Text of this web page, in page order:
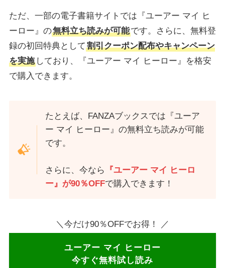
ただ、一部の電子書籍サイトでは『ユーアー マイ ヒ
ーロー』の無料立ち読みが可能です。さらに、無料登
録の初回特典として 割引クーポン配布やキャンペーン
を実施しており、『ユーアー マイ ヒーロー』を格安
で購入できます。
たとえば、FANZAブックスでは『ユーア
ー マイ ヒーロー』の無料立ち読みが可能
です。
さらに、今なら
『ユーアー マイ ヒーロ
ー』が90％OFFで購入できます！
＼今だけ90％OFFでお得！ ／
ユーアー マイ ヒーロー
今すぐ無料試し読み